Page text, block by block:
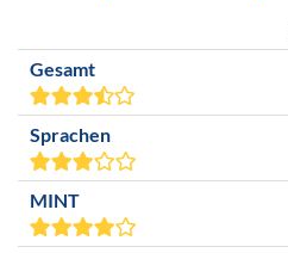
Gesamt
Sprachen
MINT